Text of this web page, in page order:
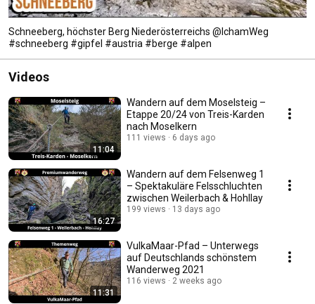
Schneeberg, höchster Berg Niederösterreichs @IchamWeg
#schneeberg #gipfel #austria #berge #alpen
Videos
11:04
Wandern auf dem Moselsteig –
Etappe 20/24 von Treis-Karden
nach Moselkern
111 views 6 days ago
16:27
Wandern auf dem Felsenweg 1
– Spektakuläre Felsschluchten
zwischen Weilerbach & Hohllay
199 views 13 days ago
11:31
VulkaMaar-Pfad – Unterwegs
auf Deutschlands schönstem
Wanderweg 2021
116 views 2 weeks ago